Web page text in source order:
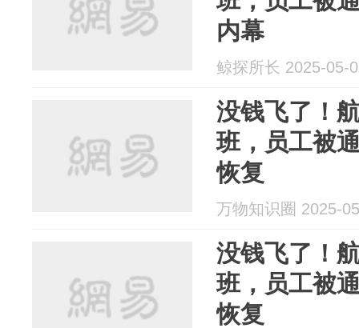
内幕
鲸探所长 2025-05-
没钱飞了！
班，员工被
恢复
万物知识圈 2025-
没钱飞了！
班，员工被
恢复